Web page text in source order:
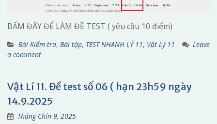
BẤM ĐÂY ĐỂ LÀM ĐỀ TEST ( yêu cầu 10 điểm)
Bài Kiểm tra, Bài tập, TEST NHANH LÝ 11, Vật Lý 11
Leave
a comment
Vật Lí 11. Đề test số 06 ( hạn 23h59 ngày
14.9.2025
Tháng Chín 9, 2025